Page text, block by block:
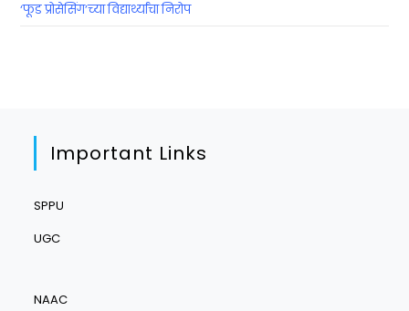
‘फूड प्रोसेसिंग’च्या विद्यार्थ्यांचा निरोप
Important Links
SPPU
UGC
NAAC